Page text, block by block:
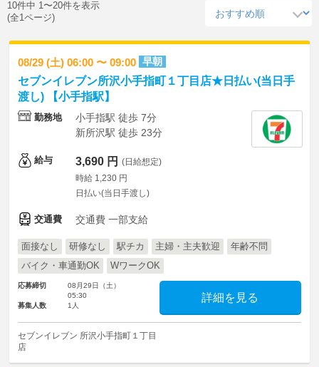
10件中 1〜20件を表示
(全1ページ)
08/29 (土) 06:00 〜 09:00 早朝
セブンイレブン所沢小手指町１丁目店★日払い(当日手
渡し) 【小手指駅】
勤務地
小手指駅 徒歩 7分
新所沢駅 徒歩 23分
給与 3,690 円 (日給想定)
時給 1,230 円
日払い(当日手渡し)
交通費 交通費 一部支給
面接なし 研修なし 駅チカ 主婦・主夫歓迎
年齢不問
バイク・車通勤OK
WワークOK
応募締切
08月29日（土）
05:30
募集人数
1人
詳細を見る
セブンイレブン 所沢小手指町１丁目
店